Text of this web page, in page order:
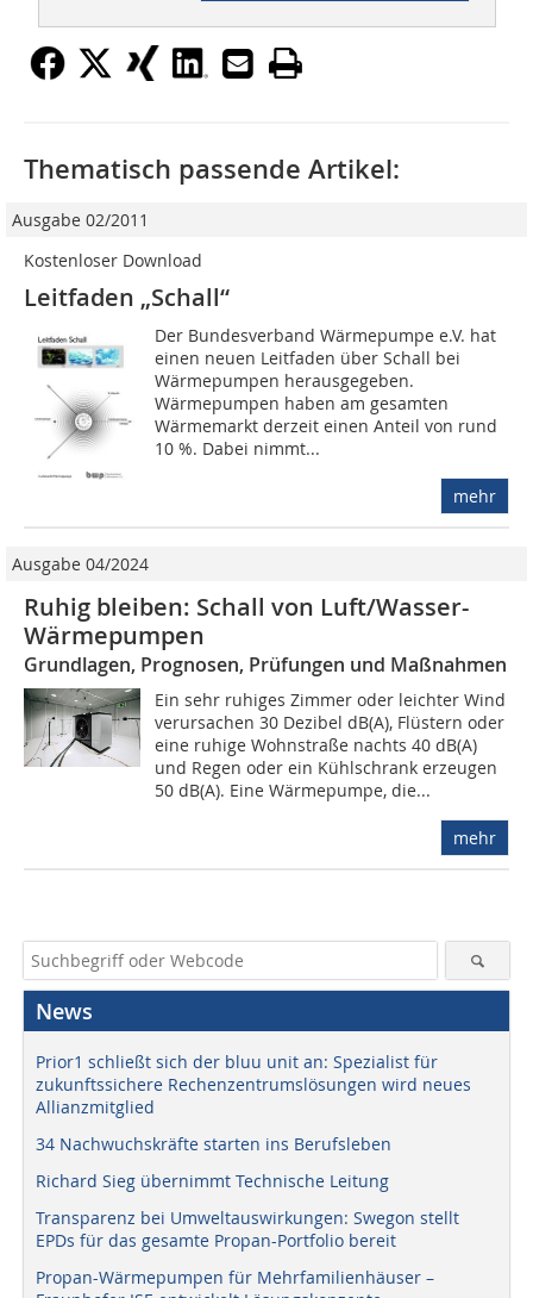
Thematisch passende Artikel:
Ausgabe 02/2011
Kostenloser Download
Leitfaden „Schall“
Der Bundesverband Wärmepumpe e.V. hat
einen neuen Leitfaden über Schall bei
Wärmepumpen herausgegeben.
Wärmepumpen haben am gesamten
Wärmemarkt derzeit einen Anteil von rund
10 %. Dabei nimmt...
mehr
Ausgabe 04/2024
Ruhig bleiben: Schall von Luft/Wasser-
Wärmepumpen
Grundlagen, Prognosen, Prüfungen und Maßnahmen
Ein sehr ruhiges Zimmer oder leichter Wind
verursachen 30 Dezibel dB(A), Flüstern oder
eine ruhige Wohnstraße nachts 40 dB(A)
und Regen oder ein Kühlschrank erzeugen
50 dB(A). Eine Wärmepumpe, die...
mehr
News
Prior1 schließt sich der bluu unit an: Spezialist für
zukunftssichere Rechenzentrumslösungen wird neues
Allianzmitglied
34 Nachwuchskräfte starten ins Berufsleben
Richard Sieg übernimmt Technische Leitung
Transparenz bei Umweltauswirkungen: Swegon stellt
EPDs für das gesamte Propan-Portfolio bereit
Propan-Wärmepumpen für Mehrfamilienhäuser –